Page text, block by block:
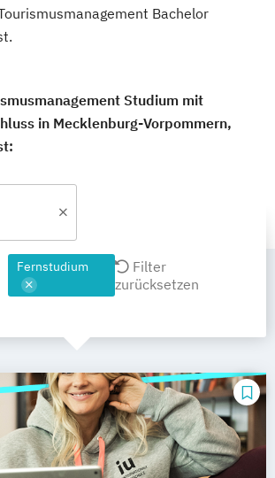
Bachelor
Studium mit
in Mecklenburg-Vorpommern,
Fernstudium
Filter
zurücksetzen